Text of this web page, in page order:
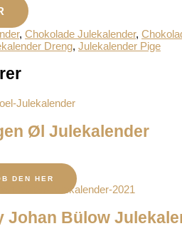
, Chokolade Julekalender,
Dreng, Julekalender Pige
Øl Julekalender
DEN HER
Johan Bülow